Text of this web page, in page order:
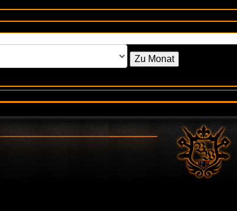
Zu Monat